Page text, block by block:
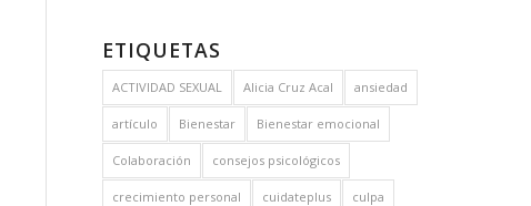
ETIQUETAS
ACTIVIDAD SEXUAL Alicia Cruz Acal ansiedad
artículo Bienestar Bienestar emocional
Colaboración consejos psicológicos
crecimiento personal cuidateplus culpa